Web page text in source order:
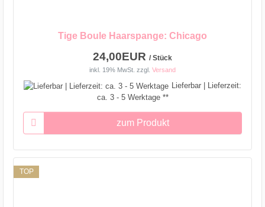
Tige Boule Haarspange: Chicago
24,00EUR / Stück
inkl. 19% MwSt. zzgl. Versand
Lieferbar | Lieferzeit:
ca. 3 - 5 Werktage **
zum Produkt
TOP